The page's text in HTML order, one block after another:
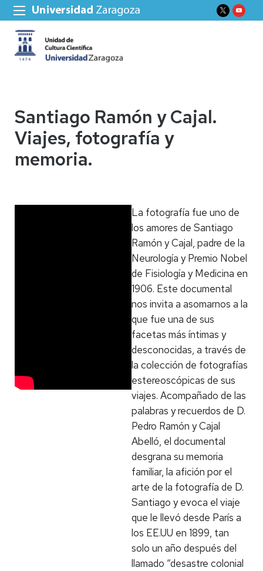
Santiago Ramón y Cajal.
Viajes, fotografía y
memoria.
La fotografía fue uno de
los amores de Santiago
Ramón y Cajal, padre de la
Neurología y Premio Nobel
de Fisiología y Medicina en
1906. Este documental
nos invita a asomarnos a la
que fue una de sus
facetas más íntimas y
desconocidas, a través de
la colección de fotografías
estereoscópicas de sus
viajes. Acompañado de las
palabras y recuerdos de D.
Pedro Ramón y Cajal
Abelló, el documental
desgrana su memoria
familiar, la afición por el
arte de la fotografía de D.
Santiago y evoca el viaje
que le llevó desde París a
los EE.UU en 1899, tan
solo un año después del
llamado “desastre colonial